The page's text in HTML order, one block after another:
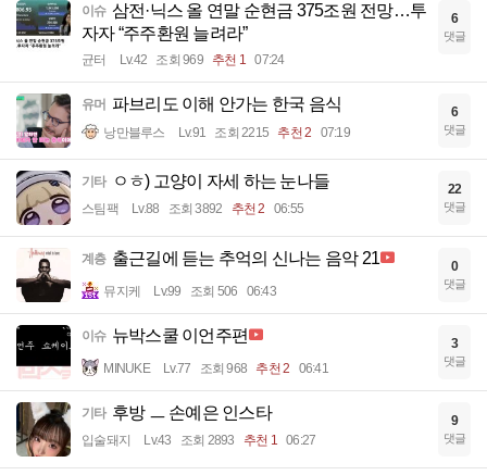
이슈 삼전·닉스 올 연말 순현금 375조원 전망…투
자자 “주주환원 늘려라”
균터 Lv.42 조회 969 추천 1 07:24
6
댓글
유머 파브리도 이해 안가는 한국 음식
낭만블루스 Lv.91 조회 2215 추천 2 07:19
6
댓글
기타 ㅇㅎ) 고양이 자세 하는 눈나들
스팀팩 Lv.88 조회 3892 추천 2 06:55
22
댓글
계층 출근길에 듣는 추억의 신나는 음악 21
뮤지케 Lv.99 조회 506 06:43
0
댓글
이슈 뉴박스쿨 이언주편
MINUKE Lv.77 조회 968 추천 2 06:41
3
댓글
기타 후방 ㅡ 손예은 인스타
입술돼지 Lv.43 조회 2893 추천 1 06:27
9
댓글